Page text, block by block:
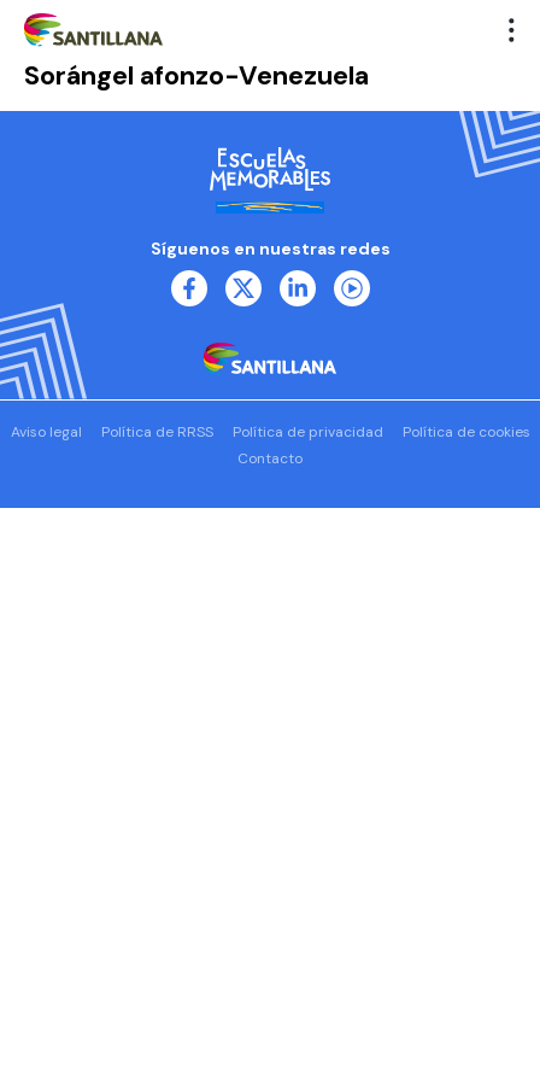
Sorángel afonzo-Venezuela
Síguenos en nuestras redes
Aviso legal Política de RRSS Política de privacidad
Política de cookies
Contacto